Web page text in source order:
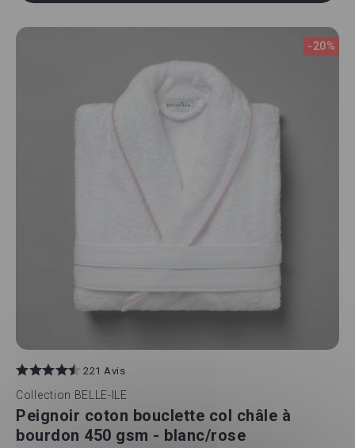
-20%
221 Avis
Collection BELLE-ILE
Peignoir coton bouclette col châle à
bourdon 450 gsm - blanc/rose